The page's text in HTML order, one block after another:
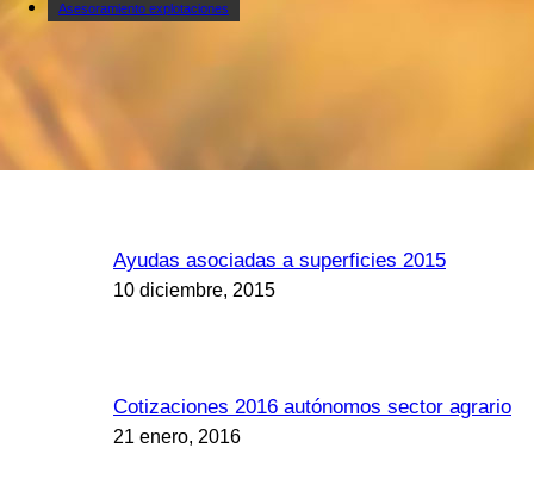
Asesoramiento explotaciones
Ayudas asociadas a superficies 2015
10 diciembre, 2015
Cotizaciones 2016 autónomos sector agrario
21 enero, 2016